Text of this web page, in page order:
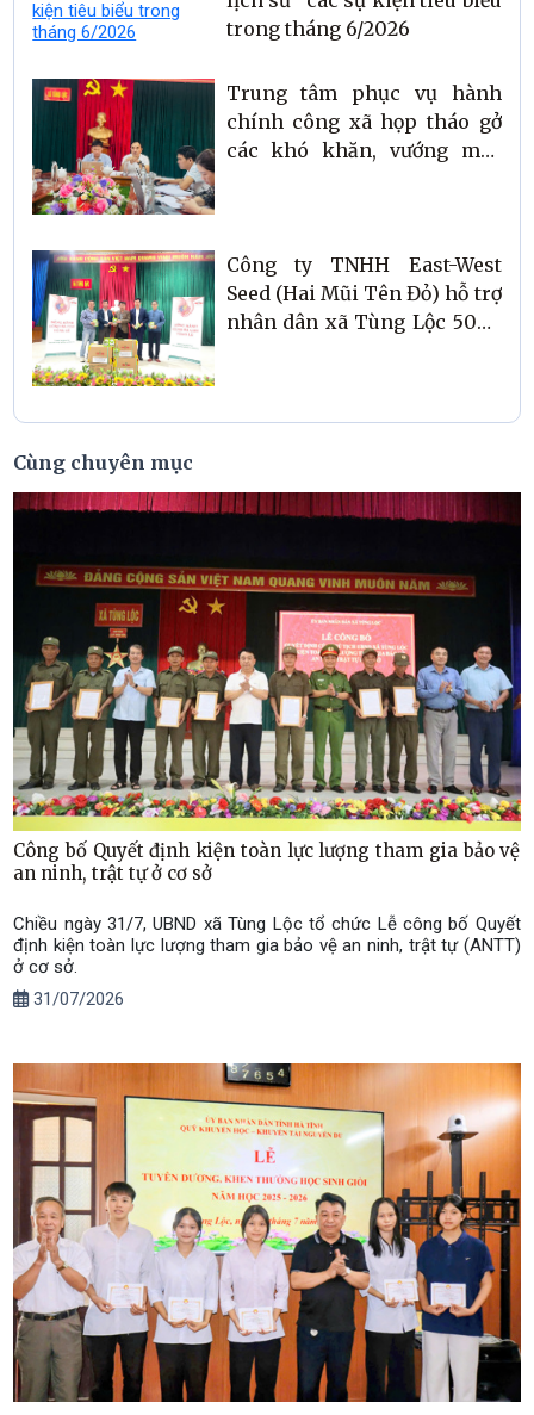
trong tháng 6/2026
Trung tâm phục vụ hành
chính công xã họp tháo gở
các khó khăn, vướng mắc
Công ty TNHH East-West
Seed (Hai Mũi Tên Đỏ) hỗ trợ
nhân dân xã Tùng Lộc 50kg
Cùng chuyên mục
Công bố Quyết định kiện toàn lực lượng tham gia bảo vệ
an ninh, trật tự ở cơ sở
Chiều ngày 31/7, UBND xã Tùng Lộc tổ chức Lễ công bố Quyết
định kiện toàn lực lượng tham gia bảo vệ an ninh, trật tự (ANTT)
ở cơ sở.
31/07/2026